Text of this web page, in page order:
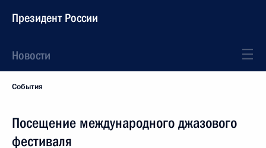
Президент России
Новости
События
Посещение международного джазового
фестиваля